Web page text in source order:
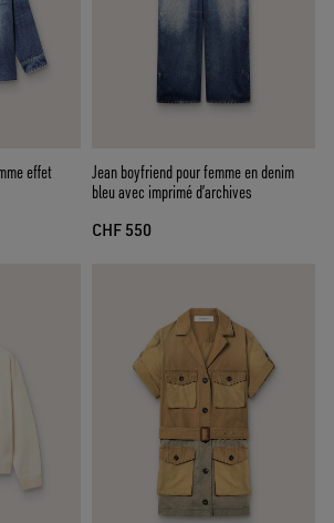
effet
Jean boyfriend pour femme en denim
bleu avec imprimé d’archives
CHF 550